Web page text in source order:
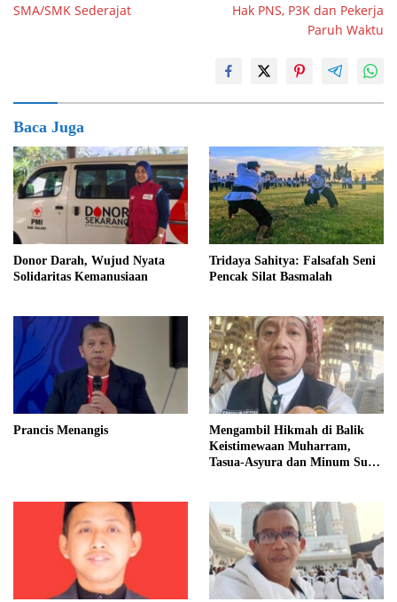
SMA/SMK Sederajat
Hak PNS, P3K dan Pekerja
Paruh Waktu
Baca Juga
Donor Darah, Wujud Nyata
Solidaritas Kemanusiaan
Tridaya Sahitya: Falsafah Seni
Pencak Silat Basmalah
Prancis Menangis
Mengambil Hikmah di Balik
Keistimewaan Muharram,
Tasua-Asyura dan Minum Susu